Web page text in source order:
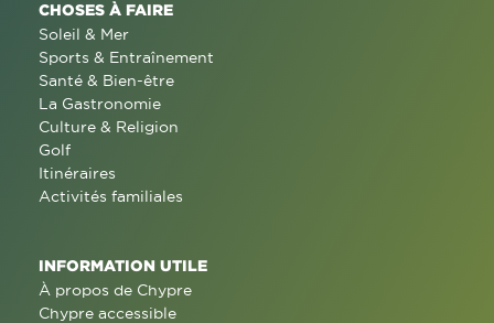
CHOSES À FAIRE
Soleil & Mer
Sports & Entraînement
Santé & Bien-être
La Gastronomie
Culture & Religion
Golf
Itinéraires
Activités familiales
INFORMATION UTILE
À propos de Chypre
Chypre accessible